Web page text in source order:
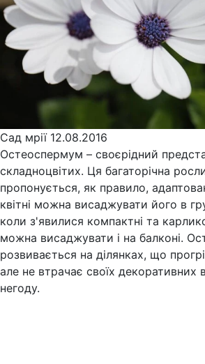
Сад мрії 12.08.2016
Остеоспермум – своєрідний
складноцвітих. Ця багаторічна
пропонується, як правило,
квітні можна висаджувати його в
коли з'явилися компактні та
можна висаджувати і на балконі.
розвивається на ділянках, що
але не втрачає своїх декоративних
негоду.